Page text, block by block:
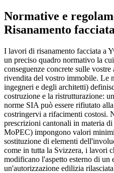
Normative e
Risanamento
I lavori di risanamento facciata a
un preciso quadro normativo la
conseguenze concrete sulle
rivendita del vostro immobile. Le
ingegneri e degli architetti)
costruzione e la ristrutturazione:
norme SIA può essere rifiutato
costringervi a rifacimenti costosi.
prescrizioni cantonali in materia
MoPEC) impongono valori
sostituzione di elementi
come in tutta la Svizzera, i lavori
modificano l'aspetto esterno di
un'autorizzazione edilizia